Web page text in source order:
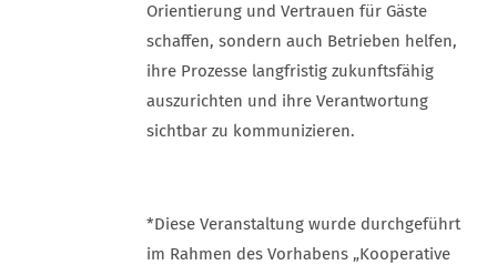
Orientierung und Vertrauen für Gäste
schaffen, sondern auch Betrieben helfen,
ihre Prozesse langfristig zukunftsfähig
auszurichten und ihre Verantwortung
sichtbar zu kommunizieren.
*Diese Veranstaltung wurde durchgeführt
im Rahmen des Vorhabens „Kooperative